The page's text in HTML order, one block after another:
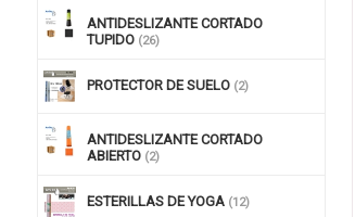
ANTIDESLIZANTE CORTADO
TUPIDO (26)
PROTECTOR DE SUELO (2)
ANTIDESLIZANTE CORTADO
ABIERTO (2)
ESTERILLAS DE YOGA (12)